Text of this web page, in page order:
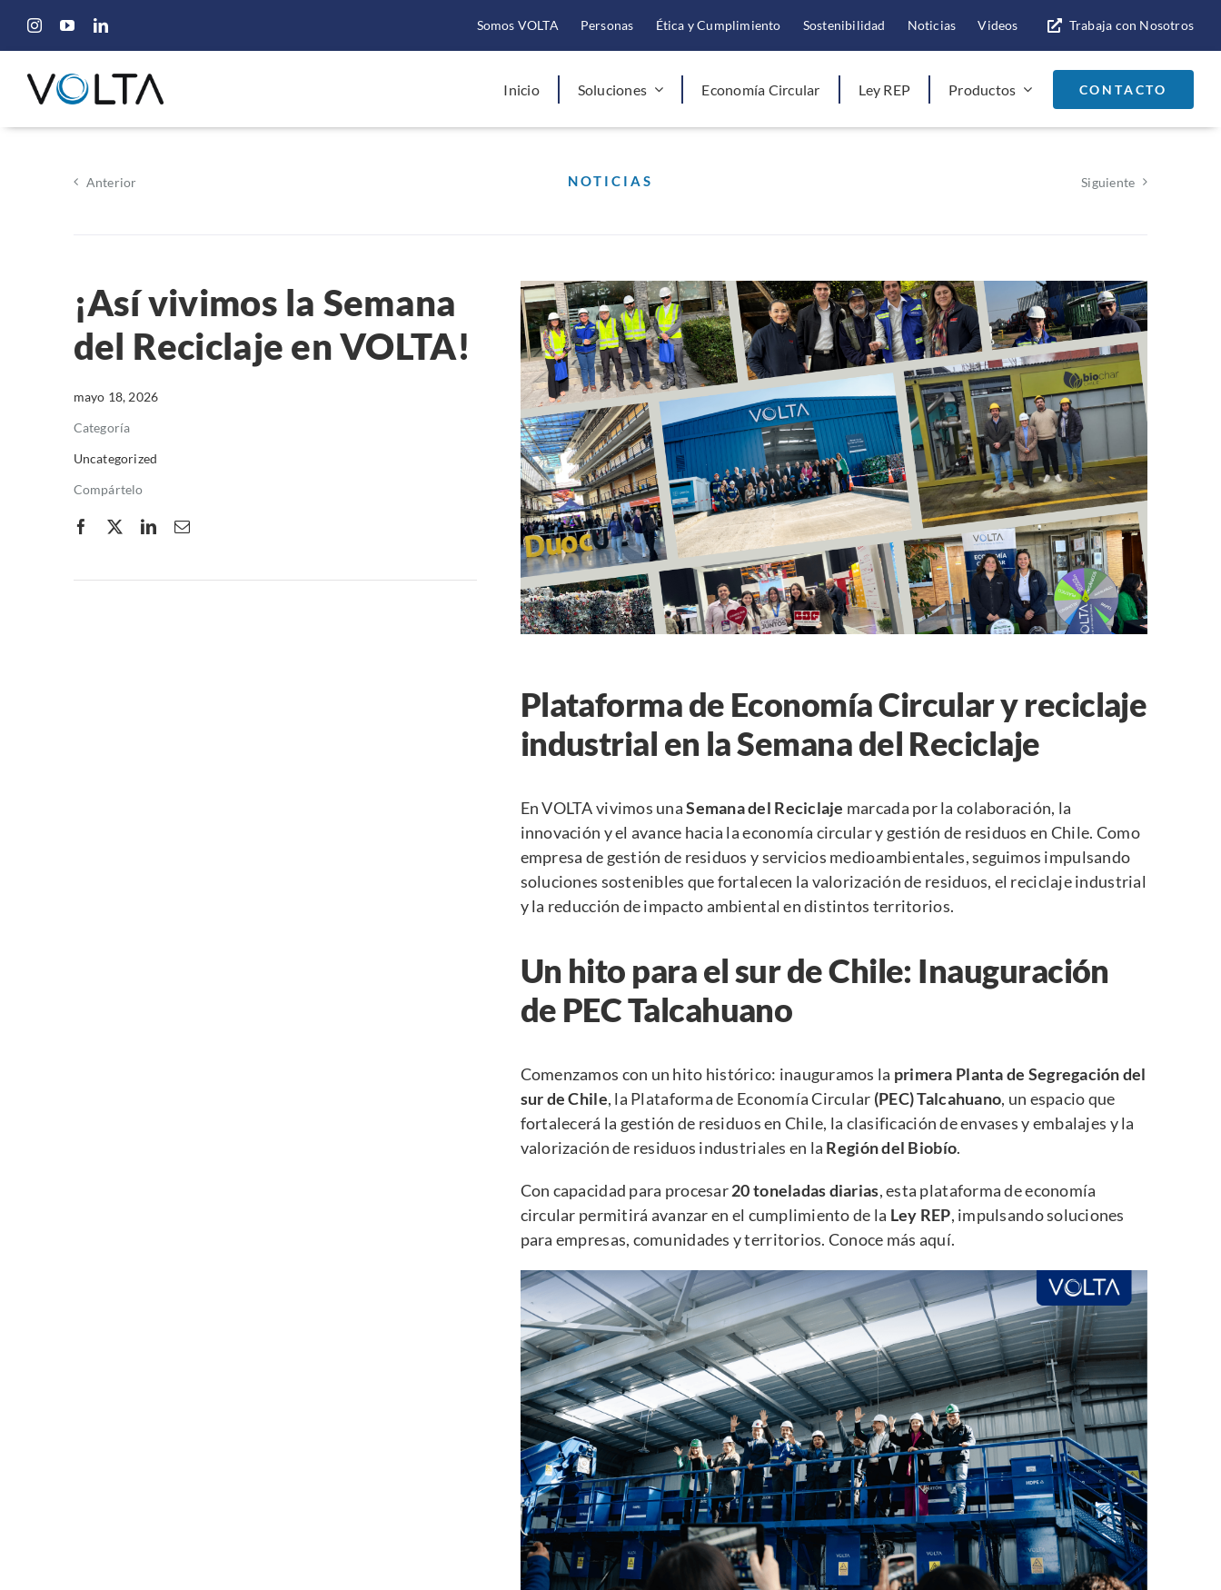
Somos VOLTA Personas Ética y Cumplimiento Sostenibilidad Noticias Videos Trabaja con Nosotros
Inicio Soluciones Economía Circular Ley REP Productos CONTACTO
NOTICIAS
Anterior Siguiente
¡Así vivimos la Semana
del Reciclaje en VOLTA!
mayo 18, 2026
Categoría
Uncategorized
Compártelo
Plataforma de Economía Circular y reciclaje
industrial en la Semana del Reciclaje
En VOLTA vivimos unaSemana del Reciclaje marcada por la colaboración, la
innovación y el avance hacia la economía circular y gestión de residuos en Chile. Como
empresa de gestión de residuos y servicios medioambientales, seguimos impulsando
soluciones sostenibles que fortalecen la valorización de residuos, el reciclaje industrial
y la reducción de impacto ambiental en distintos territorios.
Un hito para el sur de Chile: Inauguración
de PEC Talcahuano
Comenzamos con un hito histórico: inauguramos la primera Planta de Segregación del
sur de Chile, la Plataforma de Economía Circular (PEC) Talcahuano, un espacio que
fortalecerá la gestión de residuos en Chile, la clasificación de envases y embalajes y la
valorización de residuos industriales en la Región del Biobío.
Con capacidad para procesar20 toneladas diarias, esta plataforma de economía
circular permitirá avanzar en el cumplimiento de la Ley REP, impulsando soluciones
para empresas, comunidades y territorios. Conoce más aquí.